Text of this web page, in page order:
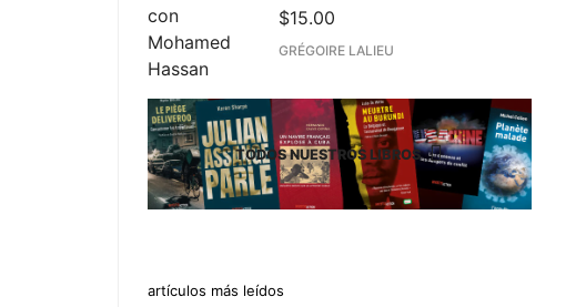
$15.00
GRÉGOIRE LALIEU
TODOS NUESTROS LIBROS
artículos más leídos